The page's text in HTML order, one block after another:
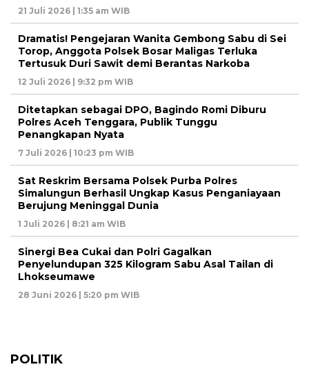
21 Juli 2026 | 1:35 am WIB
Dramatis! Pengejaran Wanita Gembong Sabu di Sei
Torop, Anggota Polsek Bosar Maligas Terluka
Tertusuk Duri Sawit demi Berantas Narkoba
12 Juli 2026 | 9:32 pm WIB
Ditetapkan sebagai DPO, Bagindo Romi Diburu
Polres Aceh Tenggara, Publik Tunggu
Penangkapan Nyata
7 Juli 2026 | 10:23 pm WIB
Sat Reskrim Bersama Polsek Purba Polres
Simalungun Berhasil Ungkap Kasus Penganiayaan
Berujung Meninggal Dunia
1 Juli 2026 | 8:21 am WIB
Sinergi Bea Cukai dan Polri Gagalkan
Penyelundupan 325 Kilogram Sabu Asal Tailan di
Lhokseumawe
28 Juni 2026 | 5:20 pm WIB
POLITIK